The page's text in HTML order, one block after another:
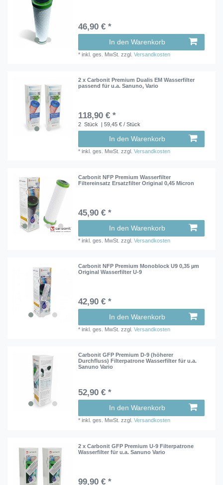
46,90 € *
In den Warenkorb
*inkl. ges. MwSt. zzgl.Versandkosten
2 x Carbonit Premium Dualis EM Wasserfilter
passend für u.a. Sanuno, Vario
118,90 € *
2 Stück | 59,45 € / Stück
In den Warenkorb
*inkl. ges. MwSt. zzgl.Versandkosten
Carbonit NFP Premium Wasserfilter
Filtereinsatz Ersatzfilter Original 0,45 Micron
45,90 € *
In den Warenkorb
*inkl. ges. MwSt. zzgl.Versandkosten
Carbonit NFP Premium Monoblock U9 0,35 µm
Original Wasserfilter U-9
42,90 € *
In den Warenkorb
*inkl. ges. MwSt. zzgl.Versandkosten
Carbonit GFP Premium D-9 (höherer
Durchfluss) Filterpatrone Wasserfilter für u.a.
Sanuno Vario
52,90 € *
In den Warenkorb
*inkl. ges. MwSt. zzgl.Versandkosten
2 x Carbonit GFP Premium U-9 Filterpatrone
Wasserfilter für u.a. Sanuno Vario
99,90 € *